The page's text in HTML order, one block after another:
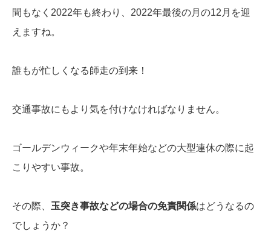
間もなく2022年も終わり、2022年最後の月の12月を迎
えますね。
誰もが忙しくなる師走の到来！
交通事故にもより気を付けなければなりません。
ゴールデンウィークや年末年始などの大型連休の際に起
こりやすい事故。
その際、 玉突き事故などの場合の免責関係はどうなるの
でしょうか？